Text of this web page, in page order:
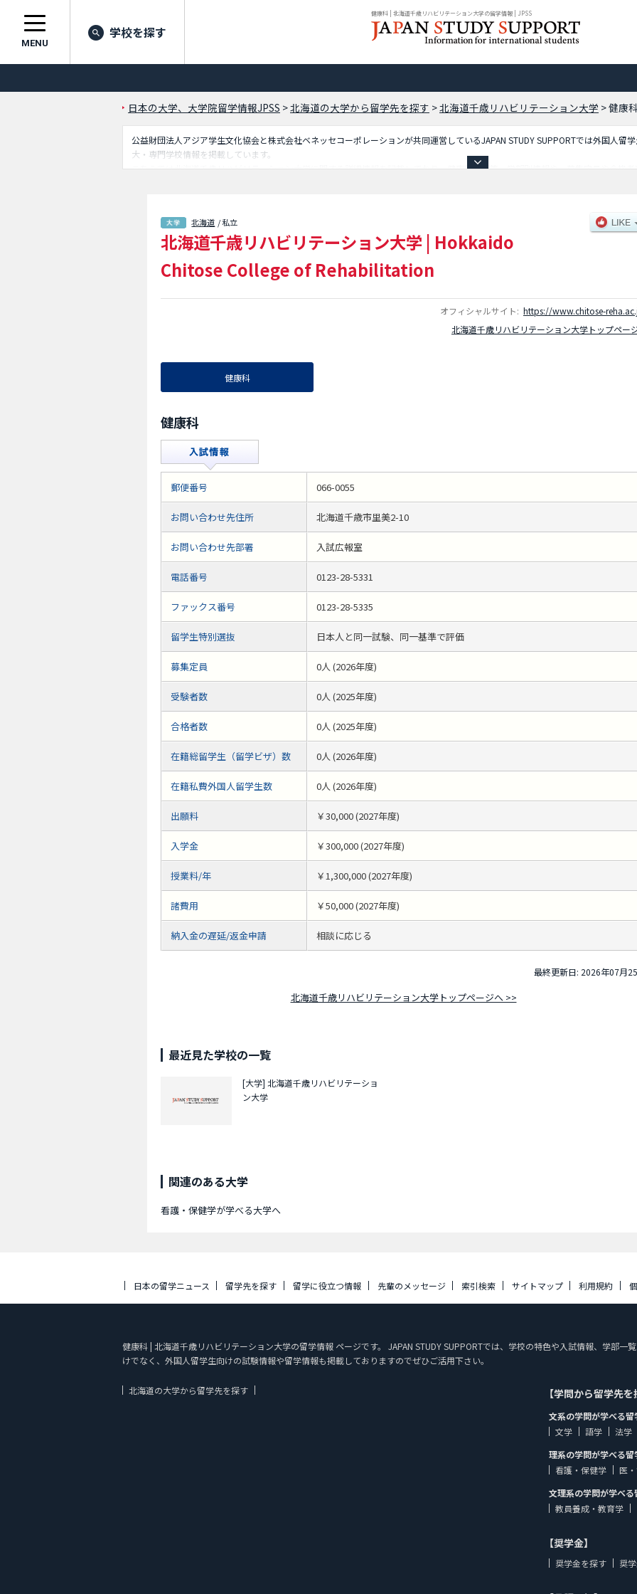
健康科 | 北海道千歳リハビリテーション大学の留学情報 | JPSS
MENU
学校を探す
日本の大学、大学院留学情報JPSS >北海道の大学から留学先を探す >北海道千歳リハビリテーション大学 >健康
公益財団法人アジア学生文化協会と株式会社ベネッセコーポレーションが共同運営しているJAPAN STUDY SUPPORTでは外国人留
大・専門学校情報を掲載しています。
こちらでは北海道千歳リハビリテーション大学に関する詳細情報を記載しており、健康科学部等、学部別情報や、募集定員や合格
北海道 / 私立
北海道千歳リハビリテーション大学 | Hokkaido
Chitose College of Rehabilitation
オフィシャルサイト: https://www.chitose-
北海道千歳リハビリテーション大学トップペー
健康科
健康科
郵便番号 066-0055
お問い合わせ先住所 北海道千歳市里美2-10
お問い合わせ先部署 入試広報室
電話番号 0123-28-5331
ファックス番号 0123-28-5335
留学生特別選抜 日本人と同一試験、同一基準で評価
募集定員 0人 (2026年度)
受験者数 0人 (2025年度)
合格者数 0人 (2025年度)
在籍総留学生（留学ビザ）数 0人 (2026年度)
在籍私費外国人留学生数 0人 (2026年度)
出願料 ￥30,000 (2027年度)
入学金 ￥300,000 (2027年度)
授業料/年 ￥1,300,000 (2027年度)
諸費用 ￥50,000 (2027年度)
納入金の遅延/返金申請 相談に応じる
最終更新日: 2026年07月
北海道千歳リハビリテーション大学トップページへ >>
最近見た学校の一覧
[大学] 北海道千歳リハビリテーショ
ン大学
関連のある大学
看護・保健学が学べる大学へ
日本の留学ニュース 留学先を探す 留学に役立つ情報 先輩のメッセージ 索引検索 サイトマップ 利用規約
健康科 | 北海道千歳リハビリテーション大学の留学情報 ページです。 JAPAN STUDY SUPPORTでは、学校の特色や入試情報、学部一
けでなく、外国人留学生向けの試験情報や留学情報も掲載しておりますのでぜひご活用下さい。
北海道の大学から留学先を探す 【学問から留学先
文系の学問が学べる留
文学
語学
法学
理系の学問が学べる留
看護・保健学
医
文理系の学問が学べ
教員養成・教育学
【奨学金】
奨学金を探す 奨